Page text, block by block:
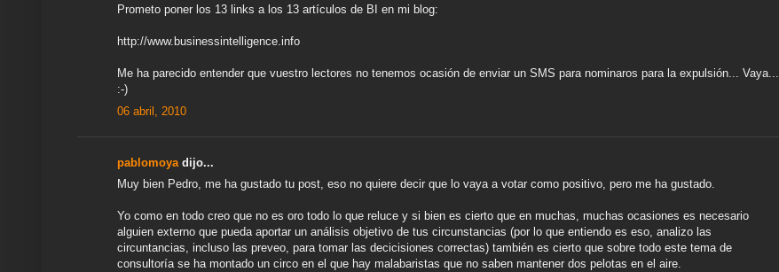
Prometo poner los 13 links a los 13 artículos de BI en mi blog:
http://www.businessintelligence.info
Me ha parecido entender que vuestro lectores no tenemos ocasión de enviar un SMS para nominaros para la expulsión... Vaya...
:-)
06 abril, 2010
pablomoya dijo...
Muy bien Pedro, me ha gustado tu post, eso no quiere decir que lo vaya a votar como positivo, pero me ha gustado.
Yo como en todo creo que no es oro todo lo que reluce y si bien es cierto que en muchas, muchas ocasiones es necesario
alguien externo que pueda aportar un análisis objetivo de tus circunstancias (por lo que entiendo es eso, analizo las
circuntancias, incluso las preveo, para tomar las decicisiones correctas) también es cierto que sobre todo este tema de
consultoría se ha montado un circo en el que hay malabaristas que no saben mantener dos pelotas en el aire.